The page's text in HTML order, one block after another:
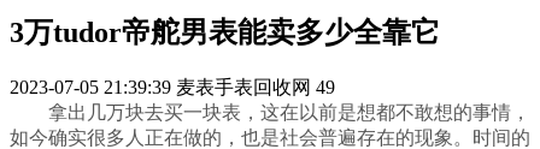
3万tudor帝舵男表能卖多少全靠它
2023-07-05 21:39:39 麦表手表回收网 49
拿出几万块去买一块表，这在以前是想都不敢想的事情，
如今确实很多人正在做的，也是社会普遍存在的现象。时间的